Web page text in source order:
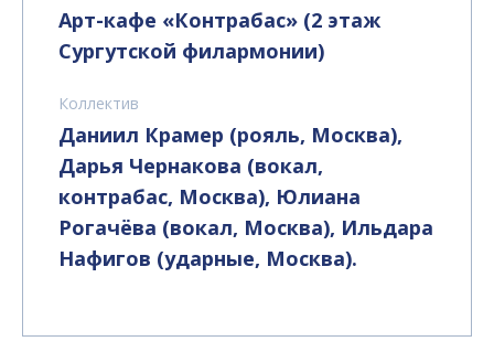
Арт-кафе «Контрабас» (2 этаж
Сургутской филармонии)
Коллектив
Даниил Крамер (рояль, Москва),
Дарья Чернакова (вокал,
контрабас, Москва), Юлиана
Рогачёва (вокал, Москва), Ильдара
Нафигов (ударные, Москва).